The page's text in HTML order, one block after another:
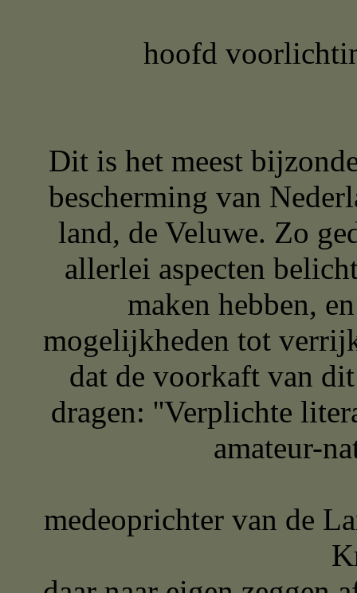
hoofd
Dit is het meest
bescherming van
land, de Veluwe. Zo
allerlei aspecten
maken hebben,
mogelijkheden tot
dat de voorkaft van
dragen: ''Verplichte
amateur-
medeoprichter van
Kritisch